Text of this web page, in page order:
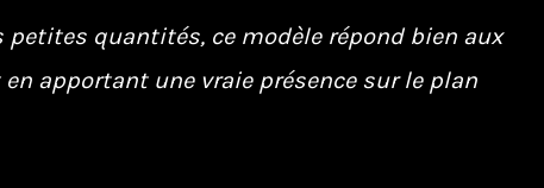
quantités, ce modèle répond bien aux
apportant une vraie présence sur le plan